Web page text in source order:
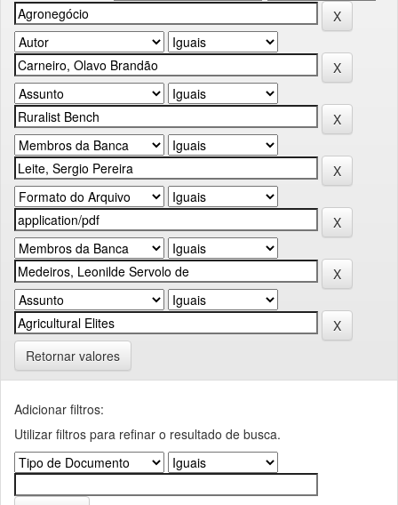
Retornar valores
Adicionar filtros:
Utilizar filtros para refinar o resultado de busca.